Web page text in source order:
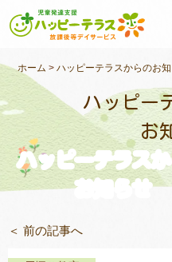
私たちについて
未就学のお子さま
小学生〜高校生の
支援事例
ホーム >ハッピーテラスからのお
ハッピー
お
ハッピーテラス
お知らせ
＜ 前の記事へ